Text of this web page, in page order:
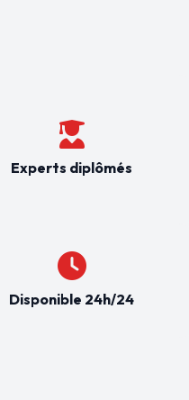
Experts diplômés
Disponible 24h/24